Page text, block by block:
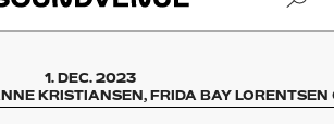
1. DEC. 2023
KRISTIANSEN, FRIDA BAY LORENTSEN